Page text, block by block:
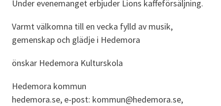
Under evenemanget erbjuder Lions kaffeförsäljning.
Varmt välkomna till en vecka fylld av musik,
gemenskap och glädje i Hedemora
önskar Hedemora Kulturskola
Hedemora kommun
hedemora.se, e-post: kommun@hedemora.se,